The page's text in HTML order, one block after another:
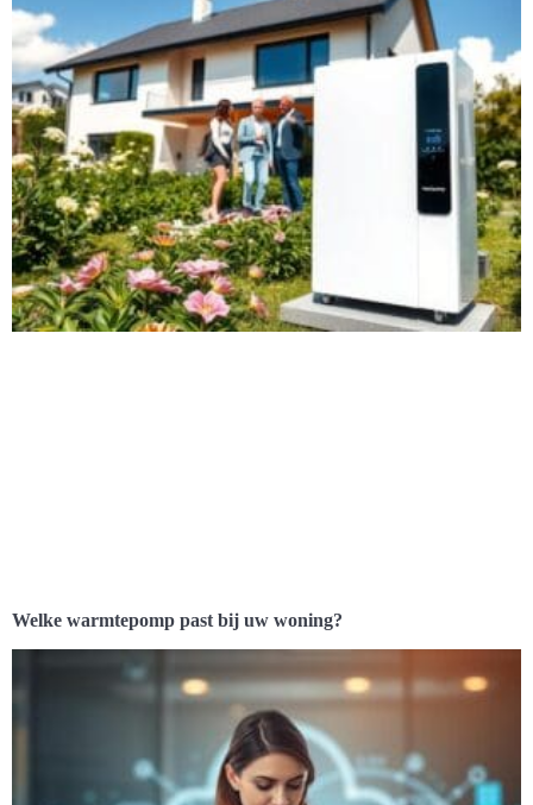
Welke warmtepomp past bij uw woning?